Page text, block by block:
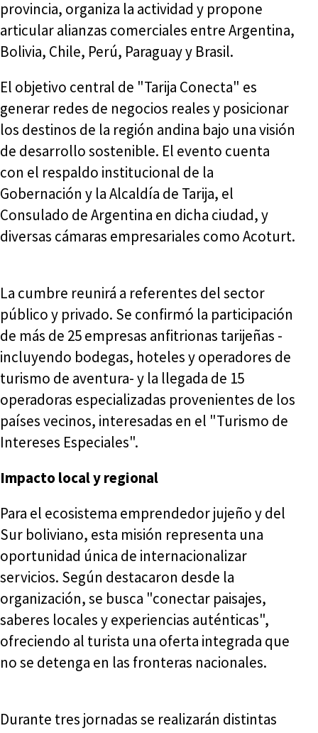
provincia, organiza la actividad y propone
articular alianzas comerciales entre Argentina,
Bolivia, Chile, Perú, Paraguay y Brasil.
El objetivo central de "Tarija Conecta" es
generar redes de negocios reales y posicionar
los destinos de la región andina bajo una visión
de desarrollo sostenible. El evento cuenta
con el respaldo institucional de la
Gobernación y la Alcaldía de Tarija, el
Consulado de Argentina en dicha ciudad, y
diversas cámaras empresariales como Acoturt.
La cumbre reunirá a referentes del sector
público y privado. Se confirmó la participación
de más de 25 empresas anfitrionas tarijeñas -
incluyendo bodegas, hoteles y operadores de
turismo de aventura- y la llegada de 15
operadoras especializadas provenientes de los
países vecinos, interesadas en el "Turismo de
Intereses Especiales".
Impacto local y regional
Para el ecosistema emprendedor jujeño y del
Sur boliviano, esta misión representa una
oportunidad única de internacionalizar
servicios. Según destacaron desde la
organización, se busca "conectar paisajes,
saberes locales y experiencias auténticas",
ofreciendo al turista una oferta integrada que
no se detenga en las fronteras nacionales.
Durante tres jornadas se realizarán distintas